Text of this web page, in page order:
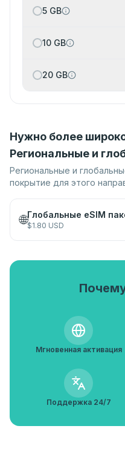
5 GB
10 GB
20 GB
Нужно более
Региональные и
Региональные и
покрытие для этого
🌐Глобальные eSIM
$1.80 USD
Мгновенная активация
Поддержка 24/7